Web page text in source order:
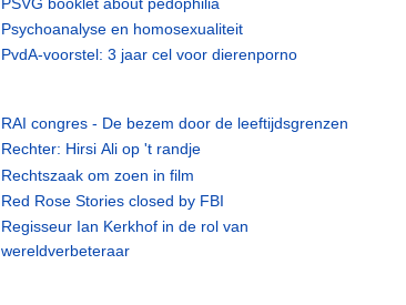
Psychoanalyse en homosexualiteit
PvdA-voorstel: 3 jaar cel voor dierenporno
RAI congres - De bezem door de leeftijdsgrenzen
Rechter: Hirsi Ali op 't randje
Rechtszaak om zoen in film
Red Rose Stories closed by FBI
Regisseur Ian Kerkhof in de rol van
wereldverbeteraar